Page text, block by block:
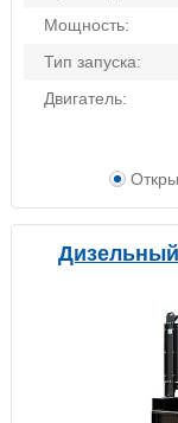
Мощность:
Тип запуска:
Двигатель: